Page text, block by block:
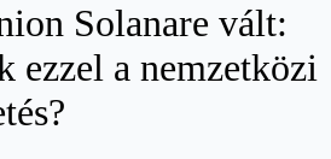
Solanare vált:
ezzel a nemzetközi